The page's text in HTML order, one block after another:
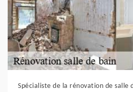
Spécialiste de la rénovation de salle